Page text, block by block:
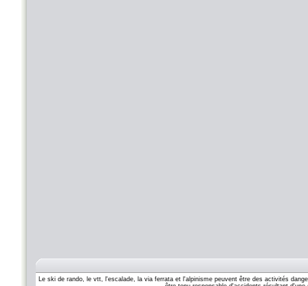
Le ski de rando, le vtt, l'escalade, la via ferrata et l'alpinisme peuvent être des activités